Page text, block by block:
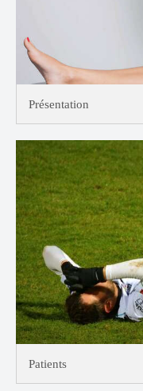
Présentation
Patients